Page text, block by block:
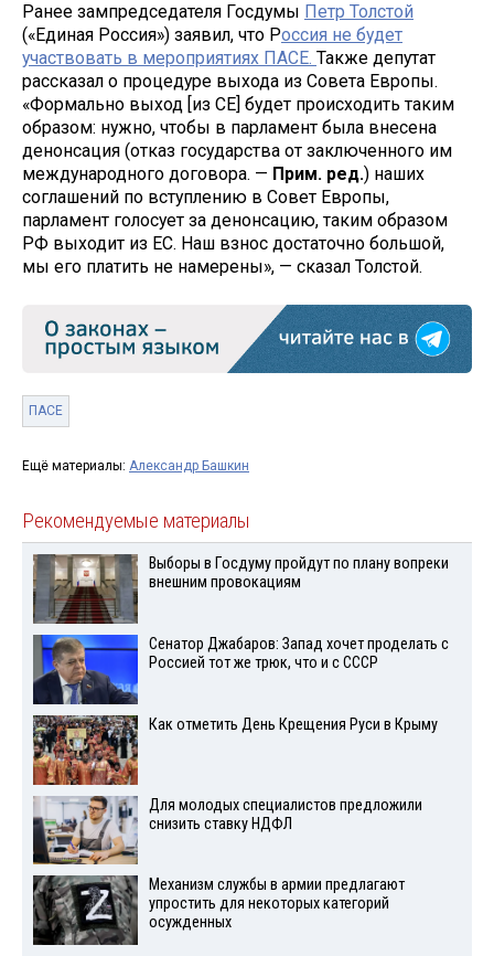
Ранее зампредседателя Госдумы Петр Толстой
(«Единая Россия») заявил, что Россия не будет
участвовать в мероприятиях ПАСЕ. Также депутат
рассказал о процедуре выхода из Совета Европы.
«Формально выход [из СЕ] будет происходить таким
образом: нужно, чтобы в парламент была внесена
денонсация (отказ государства от заключенного им
международного договора. — Прим. ред.) наших
соглашений по вступлению в Совет Европы,
парламент голосует за денонсацию, таким образом
РФ выходит из ЕС. Наш взнос достаточно большой,
мы его платить не намерены», — сказал Толстой.
ПАСЕ
Ещё материалы: Александр Башкин
Рекомендуемые материалы
Выборы в Госдуму пройдут по плану вопреки
внешним провокациям
Сенатор Джабаров: Запад хочет проделать с
Россией тот же трюк, что и с СССР
Как отметить День Крещения Руси в Крыму
Для молодых специалистов предложили
снизить ставку НДФЛ
Механизм службы в армии предлагают
упростить для некоторых категорий
осужденных